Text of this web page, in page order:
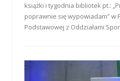
książki i tygodnia bibliotek pt.:
poprawnie się wypowiadam” w
Podstawowej z Oddziałami